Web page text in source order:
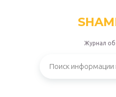
Журнал